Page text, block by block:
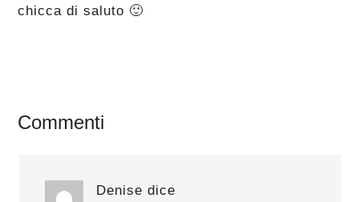
chicca di saluto 🙂
Interazioni
lettore
Commenti
Denise dice